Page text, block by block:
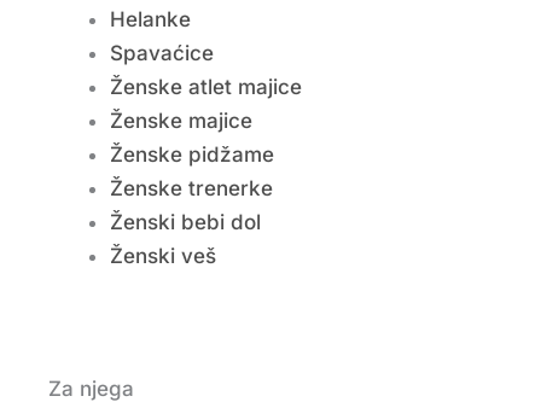
Helanke
Spavaćice
Ženske atlet majice
Ženske majice
Ženske pidžame
Ženske trenerke
Ženski bebi dol
Ženski veš
Za njega